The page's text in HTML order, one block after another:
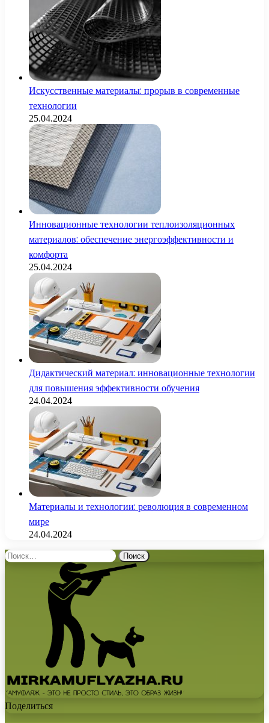
Искусственные материалы: прорыв в современные
технологии
25.04.2024
Инновационные технологии теплоизоляционных
материалов: обеспечение энергоэффективности и
комфорта
25.04.2024
Дидактический материал: инновационные технологии
для повышения эффективности обучения
24.04.2024
Материалы и технологии: революция в современном
мире
24.04.2024
Найти:
Поделиться